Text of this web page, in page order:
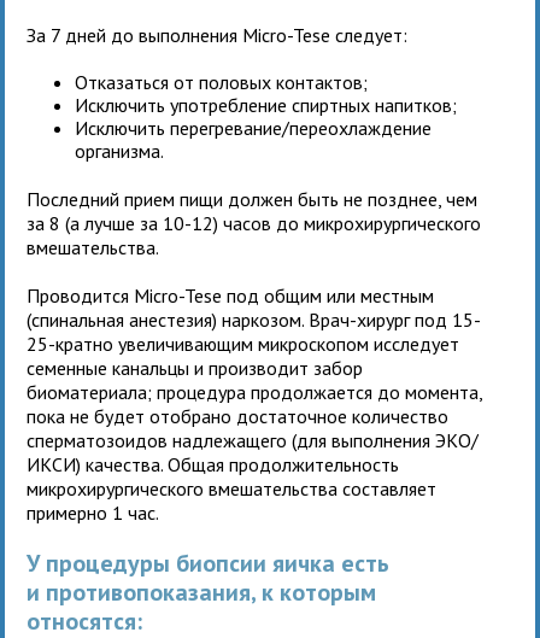
За 7 дней до выполнения Micro-Tese следует:
Отказаться от половых контактов;
Исключить употребление спиртных напитков;
Исключить перегревание/переохлаждение
организма.
Последний прием пищи должен быть не позднее, чем
за 8 (а лучше за 10-12) часов до микрохирургического
вмешательства.
Проводится Micro-Tese под общим или местным
(спинальная анестезия) наркозом. Врач-хирург под 15-
25-кратно увеличивающим микроскопом исследует
семенные канальцы и производит забор
биоматериала; процедура продолжается до момента,
пока не будет отобрано достаточное количество
сперматозоидов надлежащего (для выполнения ЭКО/
ИКСИ) качества. Общая продолжительность
микрохирургического вмешательства составляет
примерно 1 час.
У процедуры биопсии яичка есть
и противопоказания, к которым
относятся: